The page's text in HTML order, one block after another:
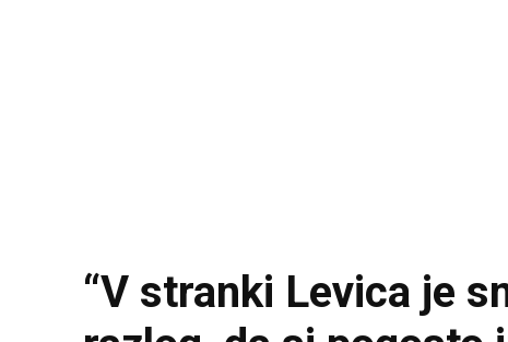
“V stranki Levica je